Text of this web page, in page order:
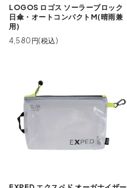
LOGOS ロゴス ソーラーブロック
日傘・オートコンパクトM(晴雨兼
用)
4,580円(税込)